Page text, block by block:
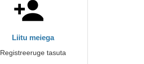
Liitu meiega
Registreeruge tasuta